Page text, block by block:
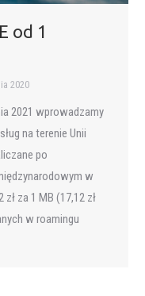
od 1
2020
2021 wprowadzamy
na terenie Unii
po
w
za 1 MB (17,12 zł
w roamingu